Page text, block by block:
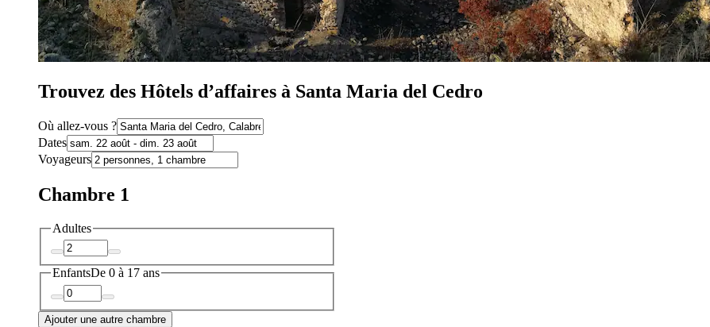
Trouvez des Hôtels d’affaires à Santa Maria del Cedro
Où allez-vous ?
Dates
Voyageurs
Chambre 1
Adultes
EnfantsDe 0 à 17 ans
Ajouter une autre chambre